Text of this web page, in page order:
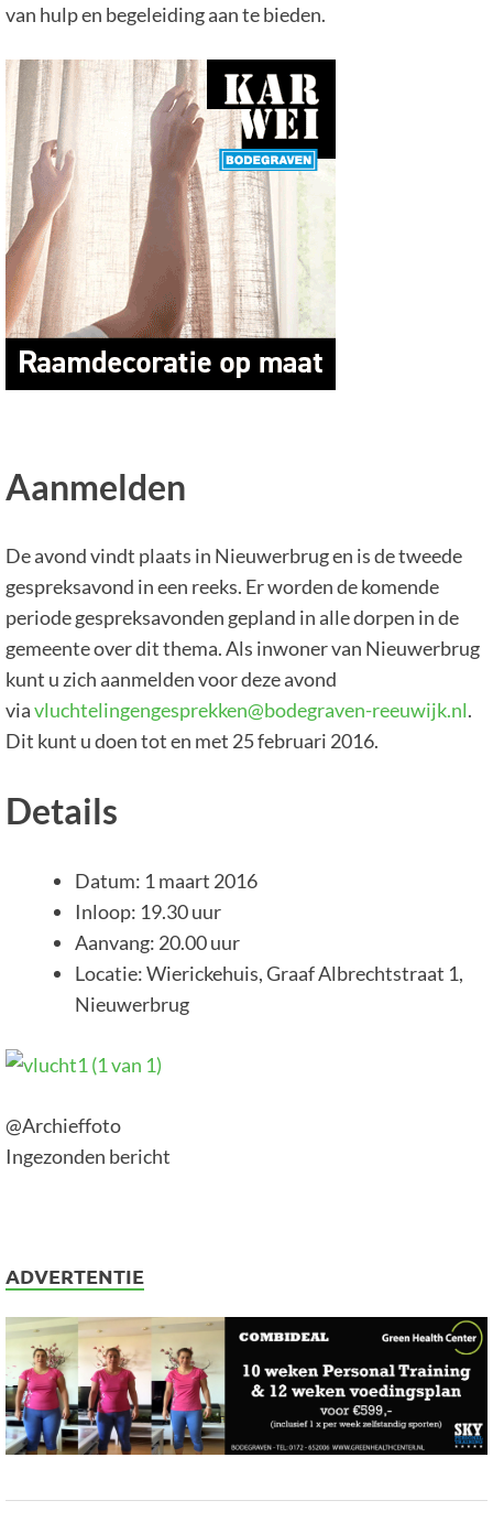
van hulp en begeleiding aan te bieden.
Aanmelden
De avond vindt plaats in Nieuwerbrug en is de tweede
gespreksavond in een reeks. Er worden de komende
periode gespreksavonden gepland in alle dorpen in de
gemeente over dit thema. Als inwoner van Nieuwerbrug
kunt u zich aanmelden voor deze avond
viavluchtelingengesprekken@bodegraven-reeuwijk.nl.
Dit kunt u doen tot en met 25 februari 2016.
Details
Datum: 1 maart 2016
Inloop: 19.30 uur
Aanvang: 20.00 uur
Locatie: Wierickehuis, Graaf Albrechtstraat 1,
Nieuwerbrug
@Archieffoto
Ingezonden bericht
ADVERTENTIE